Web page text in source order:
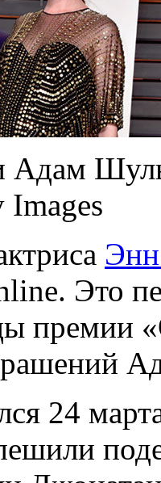
Адам
Images
Это
премии
24